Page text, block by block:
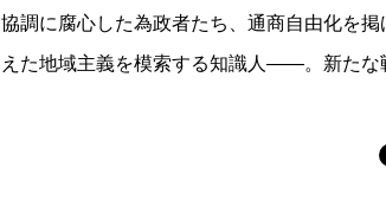
協調に腐心した為政者たち、通商自由化を
えた地域主義を模索する知識人――。新たな